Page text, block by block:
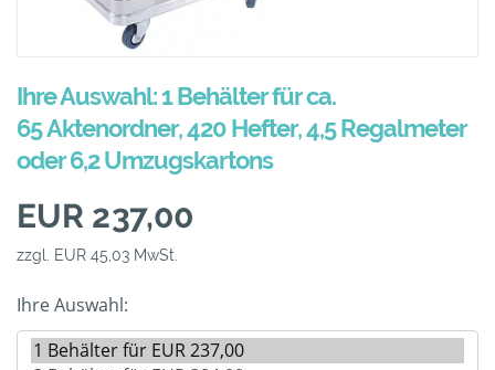
Ihre Auswahl: 1 Behälter für ca.
65 Aktenordner, 420 Hefter, 4,5 Regalmeter
oder 6,2 Umzugskartons
EUR 237,00
zzgl. EUR 45,03 MwSt.
Ihre Auswahl: